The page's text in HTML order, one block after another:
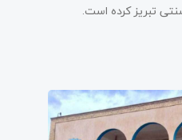
تبریز کرده است.